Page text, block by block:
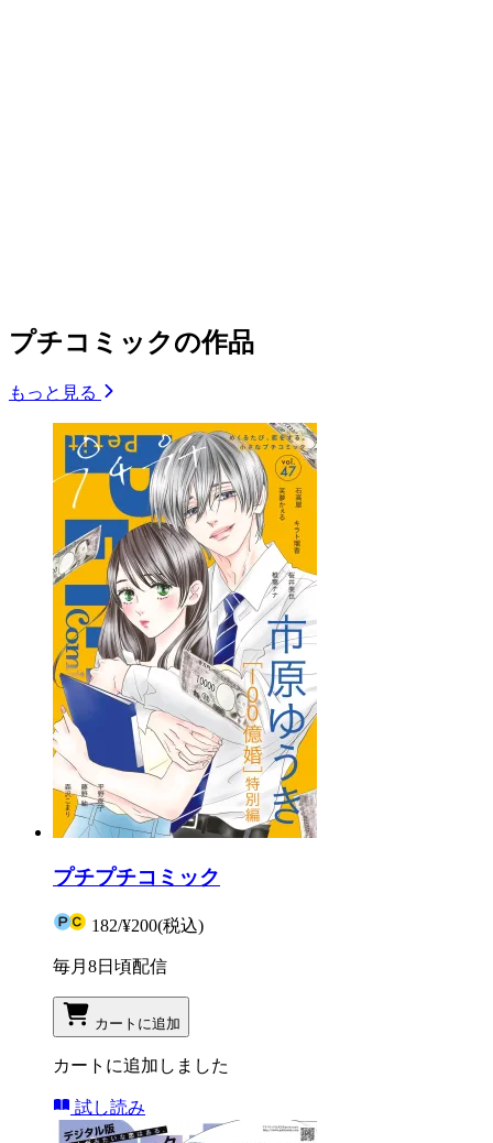
プチコミックの作品
もっと見る
プチプチコミック
182/¥200(税込)
毎月8日頃配信
カートに追加
カートに追加しました
試し読み